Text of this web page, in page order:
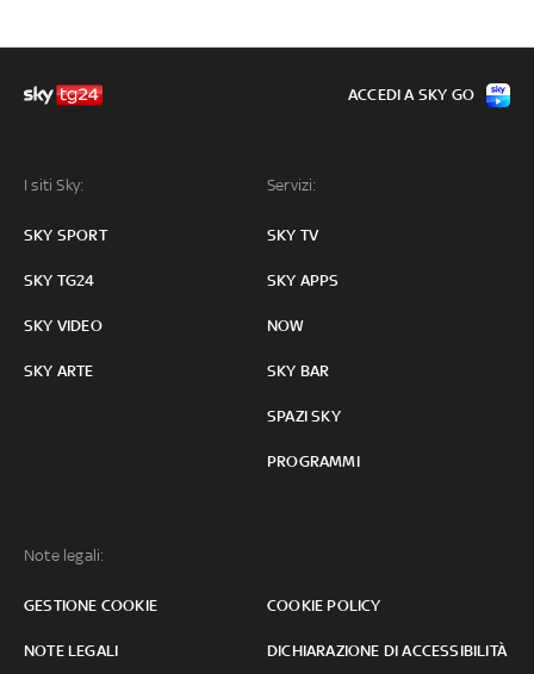
I siti Sky:
SKY SPORT
SKY TG24
SKY VIDEO
SKY ARTE
Servizi:
SKY TV
SKY APPS
NOW
SKY BAR
SPAZI SKY
PROGRAMMI
Note legali:
GESTIONE COOKIE COOKIE POLICY
NOTE LEGALI DICHIARAZIONE DI ACCESSIBILITÀ
ACCEDI A SKY GO